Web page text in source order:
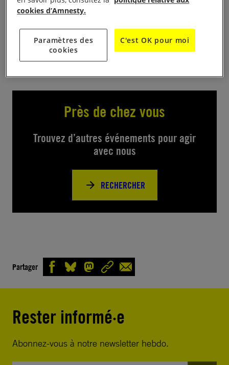
de la Ligue des femmes iraniennes pour la
de l’amitié.Entrée : 6 €
Près de chez vous
Trouvez d’autres événements pour agir
avec nous
RECHERCHER
Partager
Rester informé·e
Abonnez-vous à notre newsletter hebdo.
cookies d’Amnesty.
Paramètres des
cookies
C'est OK pour moi